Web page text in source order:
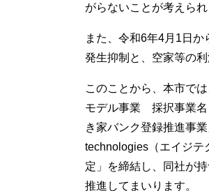
がらないことが考えられ
また、令和6年4月1日
発生抑制と、空家等の
このことから、本市で
モデル事業 採択事業名
き家バンク登録推進事
technologies（エイジテ
定」を締結し、同社が
推進してまいります。